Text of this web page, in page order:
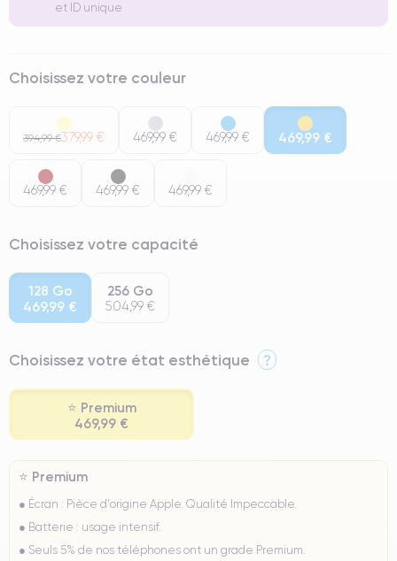
et ID unique
Choisissez votre couleur
394,99 €379,99 € 469,99 € 469,99 € 469,99 €
469,99 € 469,99 € 469,99 €
Choisissez votre capacité
128 Go
469,99 €
256 Go
504,99 €
Choisissez votre état esthétique ?
⭐ Premium
469,99 €
⭐ Premium
● Écran : Pièce d'origine Apple. Qualité Impeccable.
● Batterie : usage intensif.
● Seuls 5% de nos téléphones ont un grade Premium.